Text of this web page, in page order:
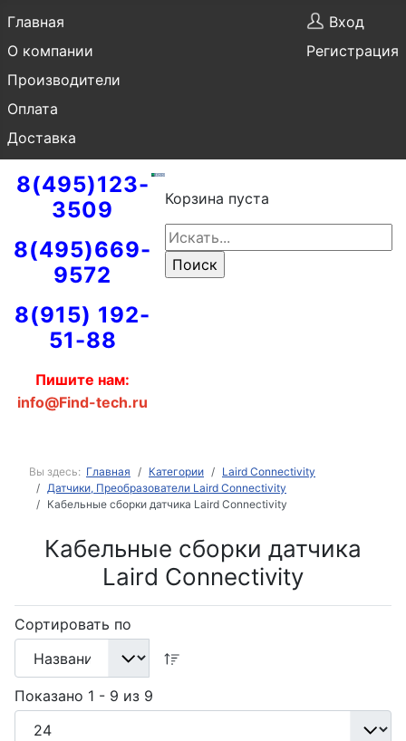
Главная
О компании
Производители
Оплата
Доставка
Вход
Регистрация
8(495)123-
3509
8(495)669-
9572
8(915) 192-
51-88
Пишите нам:
info@Find-tech.ru
Корзина пуста
Вы здесь: Главная Категории
Laird Connectivity
Датчики, Преобразователи Laird Connectivity
Кабельные сборки датчика Laird Connectivity
Кабельные сборки датчика
Laird Connectivity
Сортировать по
Показано 1 - 9 из 9